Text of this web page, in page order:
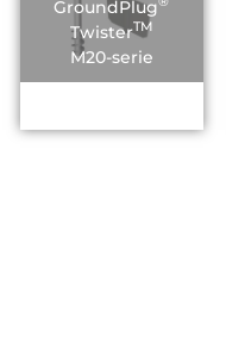
GroundPlug
TwisterTM
M20-serie